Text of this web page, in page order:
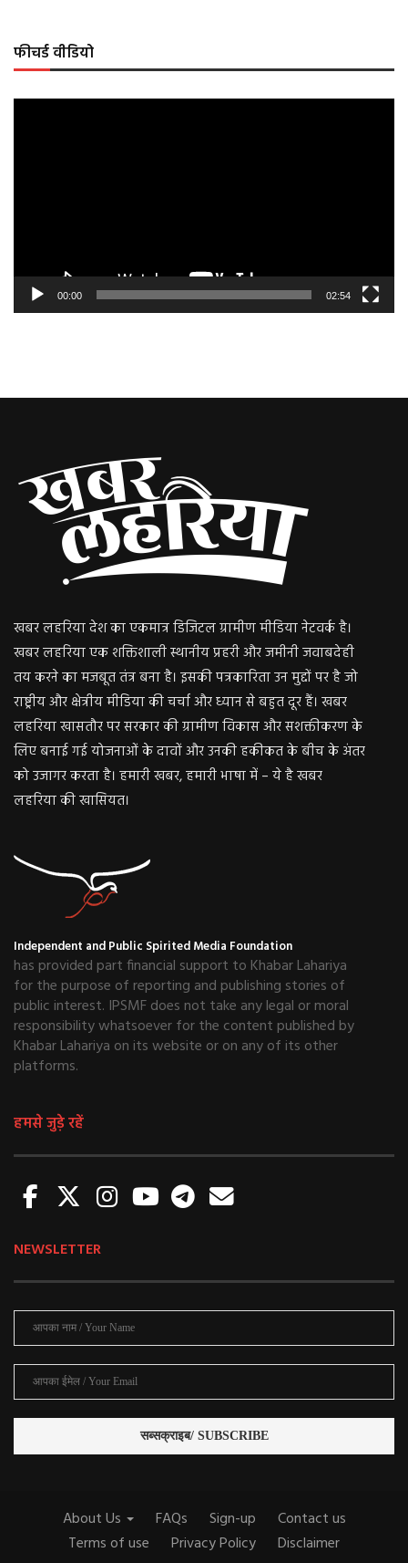
फीचर्ड वीडियो
00:00 02:54
खबर लहरिया देश का एकमात्र डिजिटल ग्रामीण मीडिया नेटवर्क है।
खबर लहरिया एक शक्तिशाली स्थानीय प्रहरी और जमीनी जवाबदेही
तय करने का मजबूत तंत्र बना है। इसकी पत्रकारिता उन मुद्दों पर है जो
राष्ट्रीय और क्षेत्रीय मीडिया की चर्चा और ध्यान से बहुत दूर हैं। खबर
लहरिया खासतौर पर सरकार की ग्रामीण विकास और सशक्तीकरण के
लिए बनाई गई योजनाओं के दावों और उनकी हकीकत के बीच के अंतर
को उजागर करता है। हमारी खबर, हमारी भाषा में – ये है खबर
लहरिया की खासियत।
Independent and Public Spirited Media Foundation
has provided part financial support to Khabar Lahariya
for the purpose of reporting and publishing stories of
public interest. IPSMF does not take any legal or moral
responsibility whatsoever for the content published by
Khabar Lahariya on its website or on any of its other
platforms.
हमसे जुड़े रहें
NEWSLETTER
About Us FAQs Sign-up
Contact us
Terms of use
Privacy Policy Disclaimer